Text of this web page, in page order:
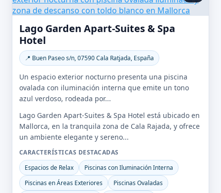
Lago Garden Apart-Suites & Spa
Hotel
📍 Buen Paseo s/n, 07590 Cala Ratjada, España
Un espacio exterior nocturno presenta una piscina
ovalada con iluminación interna que emite un tono
azul verdoso, rodeada por...
Lago Garden Apart-Suites & Spa Hotel está ubicado en
Mallorca, en la tranquila zona de Cala Rajada, y ofrece
un ambiente elegante y sereno...
CARACTERÍSTICAS DESTACADAS
Espacios de Relax
Piscinas con Iluminación Interna
Piscinas en Áreas Exteriores
Piscinas Ovaladas